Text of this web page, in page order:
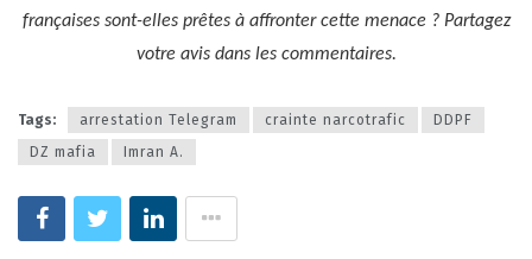
françaises sont-elles prêtes à affronter cette menace ? Partagez
votre avis dans les commentaires.
Tags: arrestation Telegram crainte narcotrafic
DDPF
DZ mafia
Imran A.